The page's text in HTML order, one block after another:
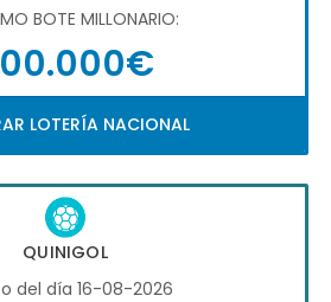
BOTE MILLONARIO:
LOTERÍA NACIONAL
QUINIGOL
del día 16-08-2026